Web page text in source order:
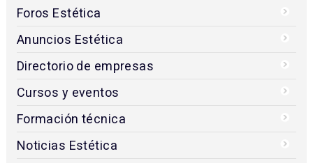
Foros Estética
Anuncios Estética
Directorio de empresas
Cursos y eventos
Formación técnica
Noticias Estética